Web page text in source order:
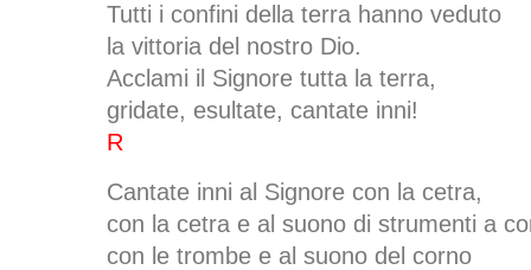
Tutti i confini della terra hanno veduto
la vittoria del nostro Dio.
Acclami il Signore tutta la terra,
gridate, esultate, cantate inni!
R
Cantate inni al Signore con la cetra,
con la cetra e al suono di strumenti a
con le trombe e al suono del corno